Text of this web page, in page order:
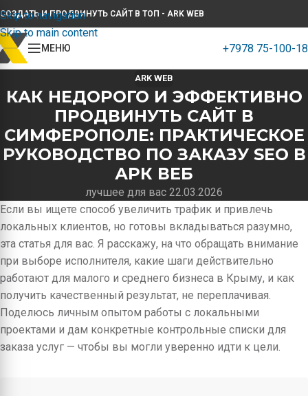
Skip to navigation
Skip to main content
СОЗДАТЬ И ПРОДВИНУТЬ САЙТ В ТОП - ARK WEB
МЕНЮ +7978 75-100-18
ARK WEB
КАК НЕДОРОГО И ЭФФЕКТИВНО
ПРОДВИНУТЬ САЙТ В
СИМФЕРОПОЛЕ: ПРАКТИЧЕСКОЕ
РУКОВОДСТВО ПО ЗАКАЗУ SEO В
АРК ВЕБ
лучшее для вас 22.03.2026
Если вы ищете способ увеличить трафик и привлечь
локальных клиентов, но готовы вкладываться разумно,
эта статья для вас. Я расскажу, на что обращать внимание
при выборе исполнителя, какие шаги действительно
работают для малого и среднего бизнеса в Крыму, и как
получить качественный результат, не переплачивая.
Поделюсь личным опытом работы с локальными
проектами и дам конкретные контрольные списки для
заказа услуг — чтобы вы могли уверенно идти к цели.